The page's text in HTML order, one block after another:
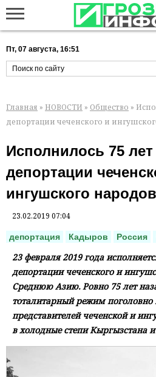
Пт, 07 августа, 16:51
Главная » НОВОСТИ » Общество »
депортации чеченского и
Исполнилось 75
депортации
ингушского народов
23.02.2019 07:04
депортация Кадыров Россия
23 февраля 2019 года
депортации чеченского и
Среднюю Азию. Ровно 75 лет
тоталитарный режим поголовно
представителей чеченской и
в холодные степи Кыргызстана и